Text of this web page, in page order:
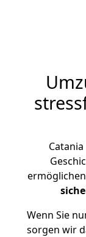
Wenn Sie
sorgen wir